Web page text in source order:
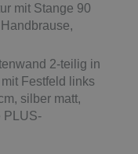
mit Stange 90
2-teilig in
Festfeld links
silber matt,
PLUS-